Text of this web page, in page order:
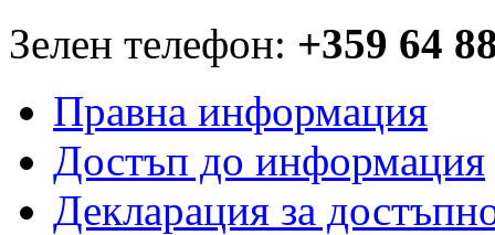
Зелен телефон: +359 64
Правна информация
Достъп до информация
Декларация за